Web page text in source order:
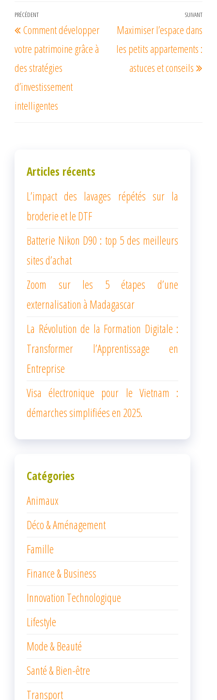
PRÉCÉDENT
Comment développer
votre patrimoine grâce à
des stratégies
d’investissement
intelligentes
SUIVANT
Maximiser l’espace dans
les petits appartements :
astuces et conseils
Articles récents
L’impact des lavages répétés sur la
broderie et le DTF
Batterie Nikon D90 : top 5 des meilleurs
sites d’achat
Zoom sur les 5 étapes d’une
externalisation à Madagascar
La Révolution de la Formation Digitale :
Transformer l’Apprentissage en
Entreprise
Visa électronique pour le Vietnam :
démarches simplifiées en 2025.
Catégories
Animaux
Déco & Aménagement
Famille
Finance & Business
Innovation Technologique
Lifestyle
Mode & Beauté
Santé & Bien-être
Transport